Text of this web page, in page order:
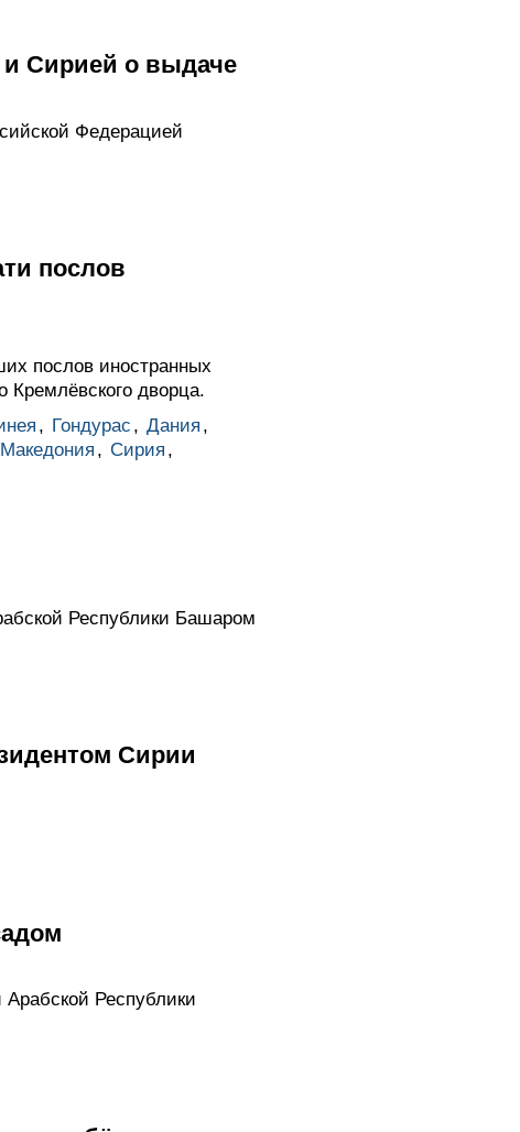
и Сирией о выдаче
Федерацией
послов
послов иностранных
Кремлёвского дворца.
, Гондурас , Дания ,
, Сирия ,
Республики Башаром
Сирии
Республики